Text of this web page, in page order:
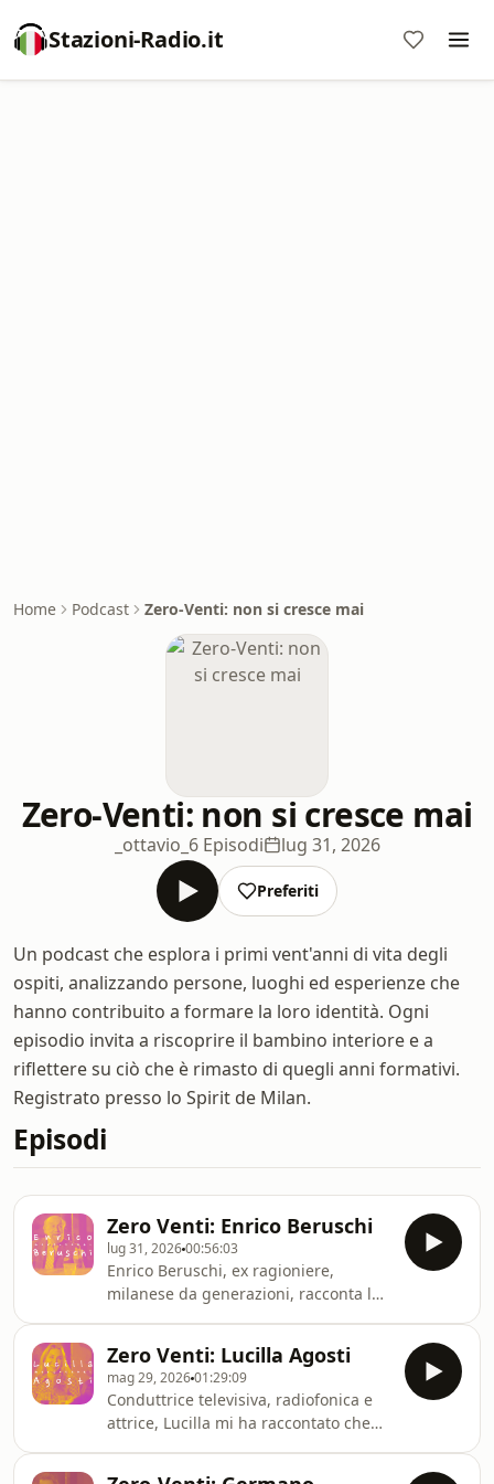
Stazioni-Radio.it
Home Podcast Zero-Venti: non si cresce mai
Zero-Venti: non si cresce mai
_ottavio_ 6 Episodi lug 31, 2026
Preferiti
Un podcast che esplora i primi vent'anni di vita degli
ospiti, analizzando persone, luoghi ed esperienze che
hanno contribuito a formare la loro identità. Ogni
episodio invita a riscoprire il bambino interiore e a
riflettere su ciò che è rimasto di quegli anni formativi.
Registrato presso lo Spirit de Milan.
Episodi
Zero Venti: Enrico Beruschi
lug 31, 202600:56:03
Enrico Beruschi, ex ragioniere,
milanese da generazioni, racconta la
vita. Siamo allo Spirit de Milan, che
ringrazio per avermelo presentato e
per averci ospitato.
Zero Venti: Lucilla Agosti
mag 29, 202601:29:09
Conduttrice televisiva, radiofonica e
attrice, Lucilla mi ha raccontato che